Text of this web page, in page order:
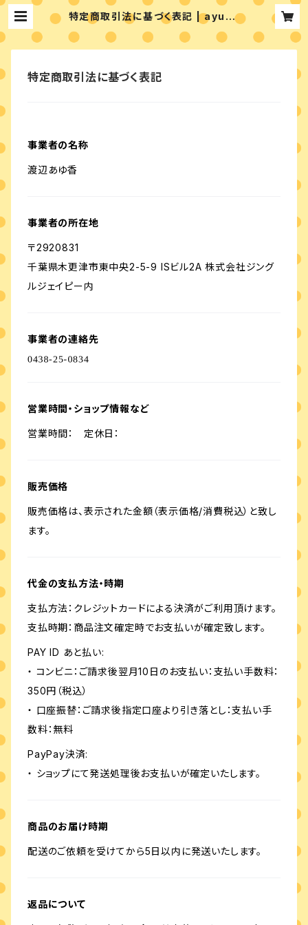
特定商取引法に基づく表記 | ayuca
特定商取引法に基づく表記
事業者の名称
渡辺あゆ香
事業者の所在地
〒2920831
千葉県木更津市東中央2-5-9 ISビル2A 株式会社ジング
ルジェイピー内
事業者の連絡先
営業時間・ショップ情報など
営業時間： 定休日：
販売価格
販売価格は、表示された金額（表示価格/消費税込）と致し
ます。
代金の支払方法・時期
支払方法：クレジットカードによる決済がご利用頂けます。
支払時期：商品注文確定時でお支払いが確定致します。
PAY ID あと払い:
・ コンビニ：ご請求後翌月10日のお支払い：支払い手数料：
350円（税込）
・ 口座振替：ご請求後指定口座より引き落とし：支払い手
数料：無料
PayPay決済:
・ ショップにて発送処理後お支払いが確定いたします。
商品のお届け時期
配送のご依頼を受けてから5日以内に発送いたします。
返品について